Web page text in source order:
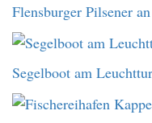
Flensburger Pilsener
Segelboot am